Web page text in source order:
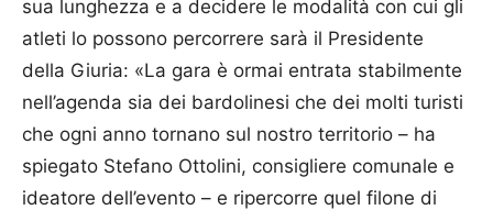
sua lunghezza e a decidere le modalità con cui gli
atleti lo possono percorrere sarà il Presidente
della Giuria: «La gara è ormai entrata stabilmente
nell’agenda sia dei bardolinesi che dei molti turisti
che ogni anno tornano sul nostro territorio – ha
spiegato Stefano Ottolini, consigliere comunale e
ideatore dell’evento – e ripercorre quel filone di